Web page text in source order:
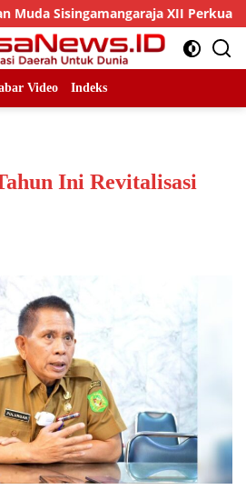
XII Perkuat Sinergitas
Video Indeks
Ini Revitalisasi